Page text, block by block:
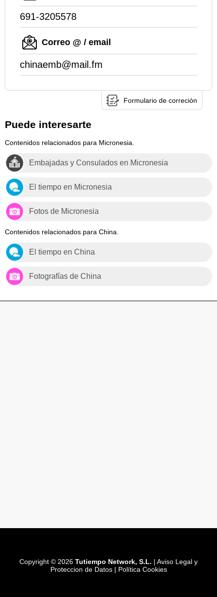
691-3205578
Correo @ / email
chinaemb@mail.fm
Formulario de correción
Puede interesarte
Contenidos relacionados para Micronesia.
Embajadas y Consulados en Micronesia
El tiempo en Micronesia
Fotos de Micronesia
Contenidos relacionados para China.
El tiempo en China
Fotografías de China
Copyright © 2026 Tutiempo Network, S.L. | Aviso Legal y
Proteccion de Datos| Política Cookies